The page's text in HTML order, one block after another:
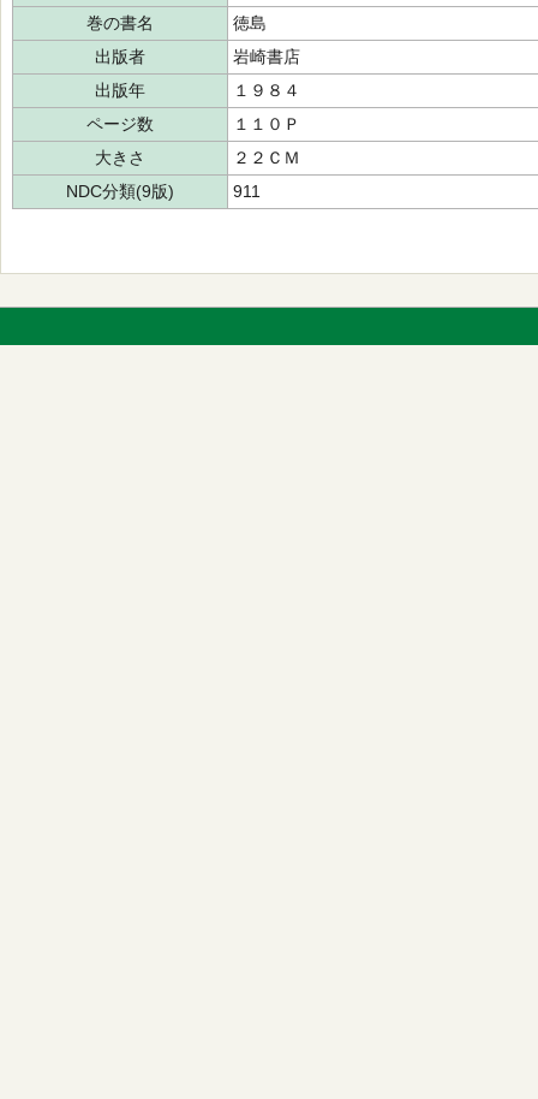
巻の書名
徳島
出版者
岩崎書店
出版年
１９８４
ページ数
１１０Ｐ
大きさ
２２ＣＭ
NDC分類(9版)
911